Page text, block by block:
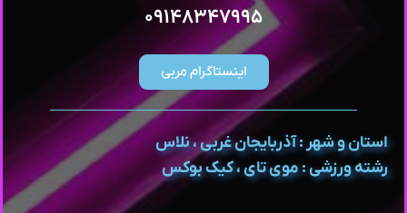
۰۹۱۴۸۳۴۷۹۹۵
اینستاگرام مربی
استان و شهر : آذربایجان غربی ، نلاس
رشته ورزشی : موی تای ، کیک بوکس